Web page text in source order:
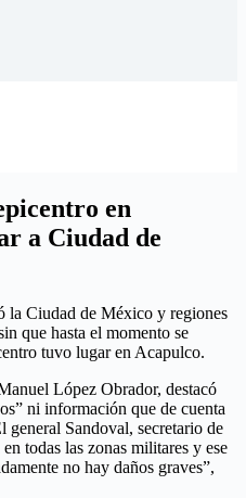
en
a Ciudad de
la Ciudad de México y regiones
que hasta el momento se
tuvo lugar en Acapulco.
López Obrador, destacó
ni información que de cuenta
general Sandoval, secretario de
todas las zonas militares y ese
no hay daños graves”,